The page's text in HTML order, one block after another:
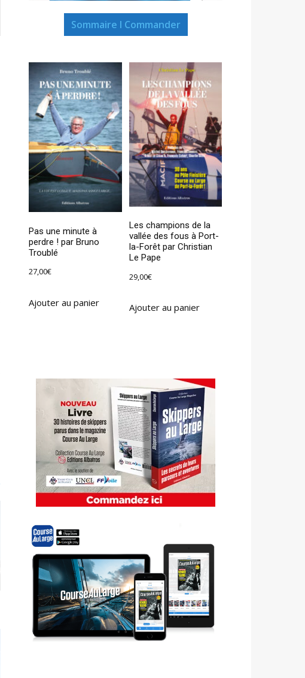
Sommaire I Commander
Pas une minute à
perdre ! par Bruno
Troublé
27,00€
Ajouter au panier
Les champions de la
vallée des fous à Port-
la-Forêt par Christian
Le Pape
29,00€
Ajouter au panier